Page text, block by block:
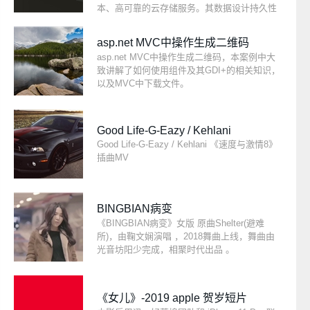
本、高可靠的云存储服务。其数据设计持久性
有与平台无关的RESTful API接口，您可以在
任何应用、任何时间、任何地点存储和访问任
意类型的数据。如果你的应用场景仅仅是网站
上传个图片、视频这些，那么阿里云OSS和七
asp.net MVC中操作生成二维码
asp.net MVC中操作生成二维码，本案例中大
致讲解了如何使用组件及其GDI+的相关知识，
以及MVC中下载文件。
Good Life-G-Eazy / Kehlani
Good Life-G-Eazy / Kehlani 《速度与激情8》
插曲MV
BINGBIAN病变
《BINGBIAN病变》女版 原曲Shelter(避难
所)，由鞠文娴演唱 ，2018舞曲上线，舞曲由
光音坊阳少完成，相聚时代出品 。
《女儿》-2019 apple 贺岁短片